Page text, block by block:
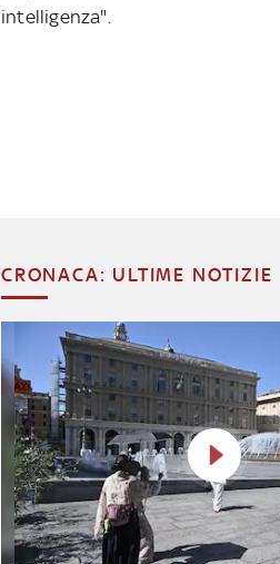
intelligenza".
CRONACA: ULTIME NOTIZIE